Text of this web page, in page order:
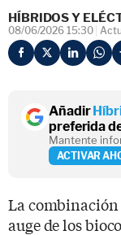
HÍBRIDOS Y
08/06/2026 15:30
Añadir
preferida
Mantente
ACTIVAR
La combinación
auge de los